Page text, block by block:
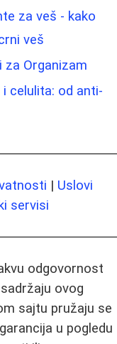
za veš - kako
veš
za Organizam
i celulita: od anti-
| Uslovi
servisi
odgovornost
ovog
sajtu pružaju se
u pogledu